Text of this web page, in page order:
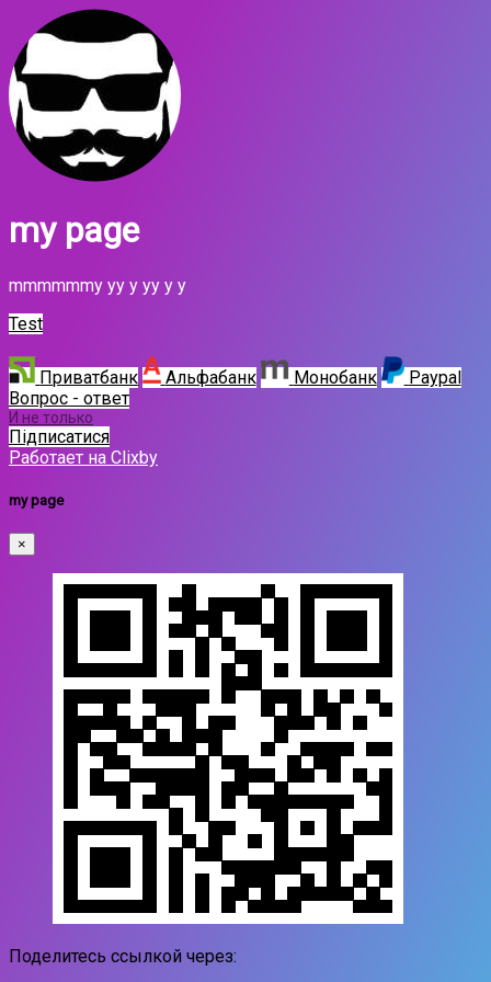
my page
mmmmmmy yy y yy y y
Test
Приватбанк Альфабанк Монобанк
Paypal
Вопрос - ответ
И не только
Підписатися
Работает на Clixby
my page
×
Поделитесь ссылкой через: